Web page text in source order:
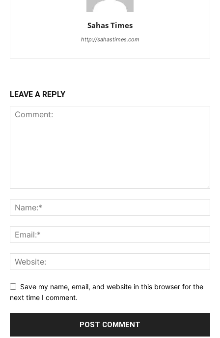
Sahas Times
http://sahastimes.com
LEAVE A REPLY
Save my name, email, and website in this browser for the
next time I comment.